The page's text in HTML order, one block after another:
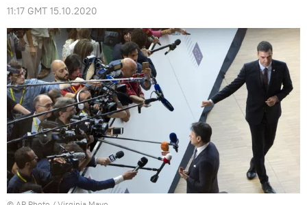
11:17 GMT 15.10.2020